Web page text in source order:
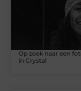
Op zoek naar een
in Crystal